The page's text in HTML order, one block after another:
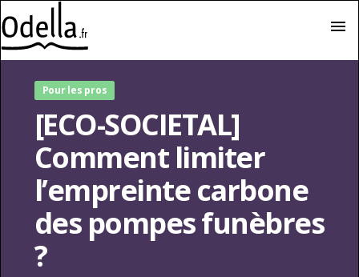
menu
Pour les pros
[ECO-SOCIETAL]
Comment limiter
l’empreinte carbone
des pompes funèbres
?